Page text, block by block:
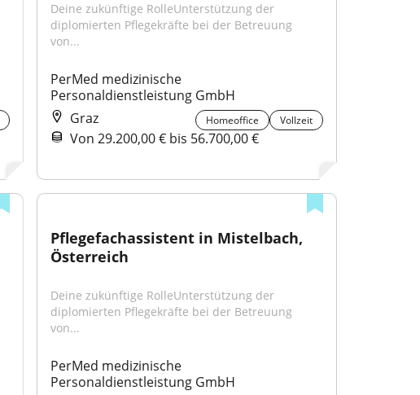
Deine zukünftige RolleUnterstützung der
diplomierten Pflegekräfte bei der Betreuung
von...
PerMed medizinische
Personaldienstleistung GmbH
Graz
Homeoffice Vollzeit
Von 29.200,00 € bis 56.700,00 €
Pflegefachassistent in Mistelbach,
Österreich
Deine zukünftige RolleUnterstützung der
diplomierten Pflegekräfte bei der Betreuung
von...
PerMed medizinische
Personaldienstleistung GmbH